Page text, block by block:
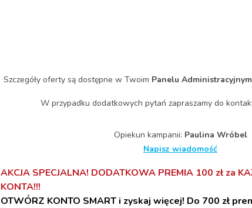
Szczegóły oferty są dostępne w Twoim Panelu Administracyjnym
W przypadku dodatkowych pytań zapraszamy do
Opiekun kampanii: Paulina Wróbel
Napisz wiadomość
AKCJA SPECJALNA! DODATKOWA PREMIA 100 zł za
KONTA!!!
OTWÓRZ KONTO SMART i zyskaj więcej! Do 700 zł